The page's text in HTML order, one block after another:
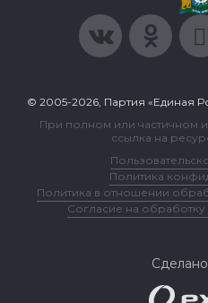
© 2005-2026, Партия «Единая
При полном или частичном
ссылка на
Политика
Политика в отношении
Согласие на